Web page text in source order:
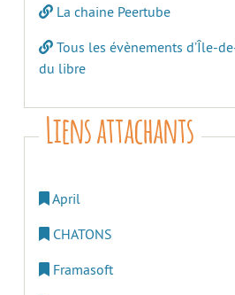
La chaine Peertube
Tous les évènements d’Île-
du libre
Liens attachants
April
CHATONS
Framasoft